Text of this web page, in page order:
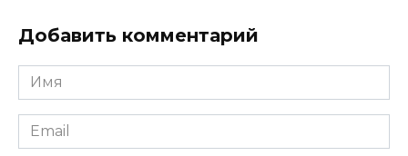
Добавить комментарий
Имя
*
Email
*